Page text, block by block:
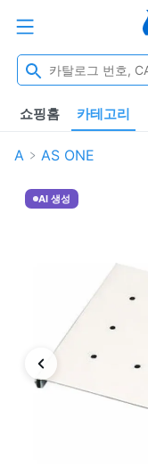
쇼핑홈 카테고리
A AS ONE
AI 생성